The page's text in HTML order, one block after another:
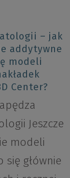
– jak
addytywne
modeli
Center?
Jeszcze
modeli
się głównie